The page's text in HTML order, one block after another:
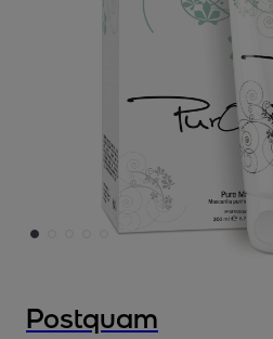
Postquam